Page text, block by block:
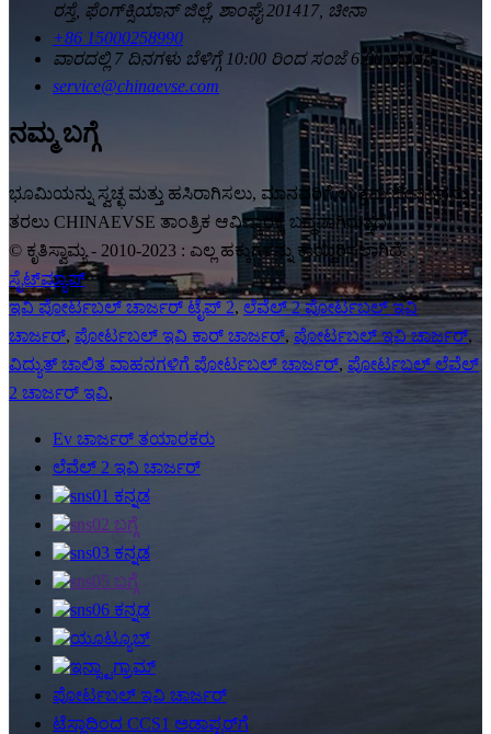
ರಸ್ತೆ, ಫೆಂಗ್‌ಕ್ಸಿಯಾನ್ ಜಿಲ್ಲೆ, ಶಾಂಘೈ 201417, ಚೀನಾ
+86 15000258990
ವಾರದಲ್ಲಿ 7 ದಿನಗಳು ಬೆಳಿಗ್ಗೆ 10:00 ರಿಂದ ಸಂಜೆ 6:00 ರವರೆಗೆ
service@chinaevse.com
ನಮ್ಮ ಬಗ್ಗೆ
ಭೂಮಿಯನ್ನು ಸ್ವಚ್ಛ ಮತ್ತು ಹಸಿರಾಗಿಸಲು, ಮಾನವರಿಗೆ ಉತ್ತಮ ಜೀವನವನ್ನು
ತರಲು CHINAEVSE ತಾಂತ್ರಿಕ ಆವಿಷ್ಕಾರಕ್ಕೆ ಬದ್ಧವಾಗಿರುತ್ತದೆ!
© ಕೃತಿಸ್ವಾಮ್ಯ - 2010-2023 : ಎಲ್ಲ ಹಕ್ಕುಗಳನ್ನು ಕಾಯ್ದಿರಿಸಲಾಗಿದೆ.
ಸೈಟ್‌ಮ್ಯಾಪ್
ಇವಿ ಪೋರ್ಟಬಲ್ ಚಾರ್ಜರ್ ಟೈಪ್ 2, ಲೆವೆಲ್ 2 ಪೋರ್ಟಬಲ್ ಇವಿ
ಚಾರ್ಜರ್, ಪೋರ್ಟಬಲ್ ಇವಿ ಕಾರ್ ಚಾರ್ಜರ್, ಪೋರ್ಟಬಲ್ ಇವಿ ಚಾರ್ಜರ್,
ವಿದ್ಯುತ್ ಚಾಲಿತ ವಾಹನಗಳಿಗೆ ಪೋರ್ಟಬಲ್ ಚಾರ್ಜರ್, ಪೋರ್ಟಬಲ್ ಲೆವೆಲ್
2 ಚಾರ್ಜರ್ ಇವಿ,
Ev ಚಾರ್ಜರ್ ತಯಾರಕರು
ಲೆವೆಲ್ 2 ಇವಿ ಚಾರ್ಜರ್
ಪೋರ್ಟಬಲ್ ಇವಿ ಚಾರ್ಜರ್
ಟೆಸ್ಲಾದಿಂದ CCS1 ಅಡಾಪ್ಟರ್‌ಗೆ